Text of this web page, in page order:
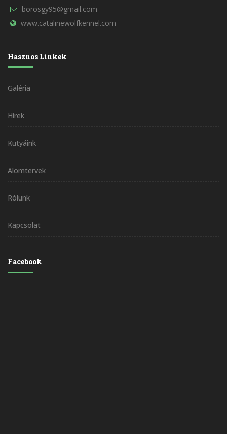
borosgy95@gmail.com
www.catalinewolfkennel.com
Hasznos Linkek
Galéria
Hírek
Kutyáink
Alomtervek
Rólunk
Kapcsolat
Facebook